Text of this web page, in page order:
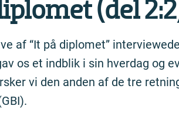
(del
af “It på diplomet”
os et indblik i sin hverdag og
vi den anden af de tre